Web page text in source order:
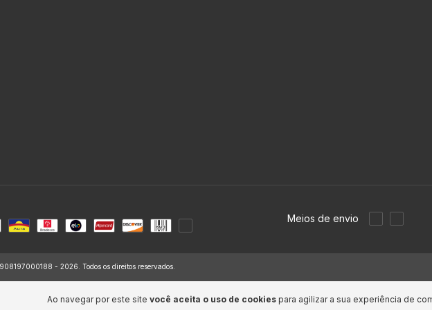
Ao navegar por este site você aceita o uso de cookies para agilizar a sua experiência de
Meios de envio
- 2026. Todos os direitos reservados.